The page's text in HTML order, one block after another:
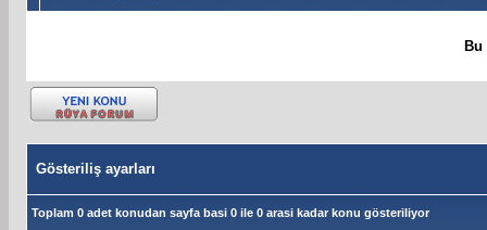
Bu
Gösteriliş ayarları
Toplam 0 adet konudan sayfa basi 0 ile 0 arasi kadar konu gösteriliyor